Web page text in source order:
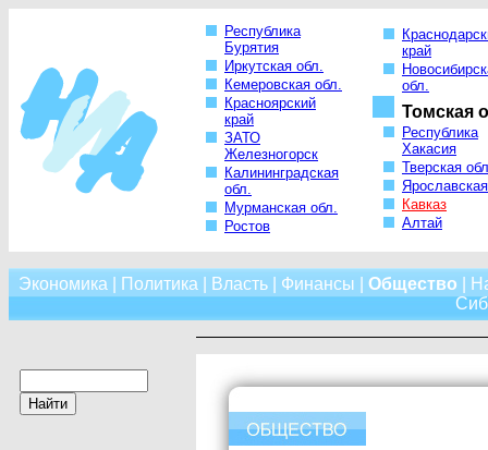
Республика
Бурятия
Иркутская обл.
Кемеровская обл.
Красноярский
край
ЗАТО
Железногорск
Калининградская
обл.
Мурманская обл.
Ростов
край
обл.
Томская
Республика
Хакасия
Тверская
Кавказ
Алтай
Экономика Политика Власть| Финансы Общество